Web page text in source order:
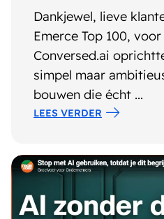
Dankjewel, lieve
Emerce Top 100,
Conversed.ai
simpel maar
bouwen die écht ...
LEES VERDER